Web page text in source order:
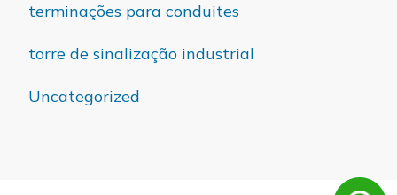
terminações para conduites
torre de sinalização industrial
Uncategorized